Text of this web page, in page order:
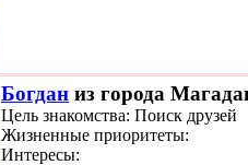
Богдан из города
Цель знакомства: Поиск друзей
Жизненные приоритеты:
Интересы: